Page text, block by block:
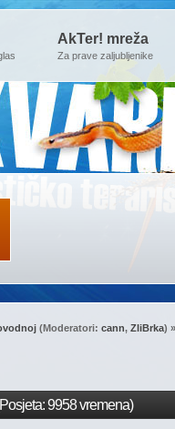
AkTer! mreža
Za prave zaljubljenike
(Moderatori:cann,ZliBrka) »
9958 vremena)